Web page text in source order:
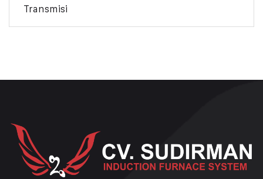
Transmisi